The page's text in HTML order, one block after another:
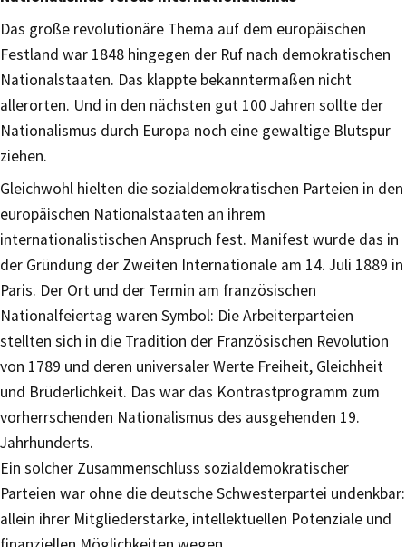
Das große revolutionäre Thema auf dem europäischen
Festland war 1848 hingegen der Ruf nach demokratischen
Nationalstaaten. Das klappte bekanntermaßen nicht
allerorten. Und in den nächsten gut 100 Jahren sollte der
Nationalismus durch Europa noch eine gewaltige Blutspur
ziehen.
Gleichwohl hielten die sozialdemokratischen Parteien in den
europäischen Nationalstaaten an ihrem
internationalistischen Anspruch fest. Manifest wurde das in
der Gründung der Zweiten Internationale am 14. Juli 1889 in
Paris. Der Ort und der Termin am französischen
Nationalfeiertag waren Symbol: Die Arbeiterparteien
stellten sich in die Tradition der Französischen Revolution
von 1789 und deren universaler Werte Freiheit, Gleichheit
und Brüderlichkeit. Das war das Kontrastprogramm zum
vorherrschenden Nationalismus des ausgehenden 19.
Jahrhunderts.
Ein solcher Zusammenschluss sozialdemokratischer
Parteien war ohne die deutsche Schwesterpartei undenkbar:
allein ihrer Mitgliederstärke, intellektuellen Potenziale und